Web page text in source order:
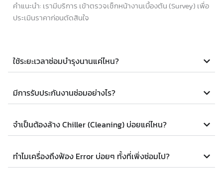
คำแนะนำ: เรามีบริการ เข้าตรวจเช็กหน้างานเบื้องต้น (Survey) เพื่อ
ประเมินราคาก่อนตัดสินใจ
ใช้ระยะเวลาซ่อมบำรุงนานแค่ไหน?
มีการรับประกันงานซ่อมอย่างไร?
จำเป็นต้องล้าง Chiller (Cleaning) บ่อยแค่ไหน?
ทำไมเครื่องถึงฟ้อง Error บ่อยๆ ทั้งที่เพิ่งซ่อมไป?